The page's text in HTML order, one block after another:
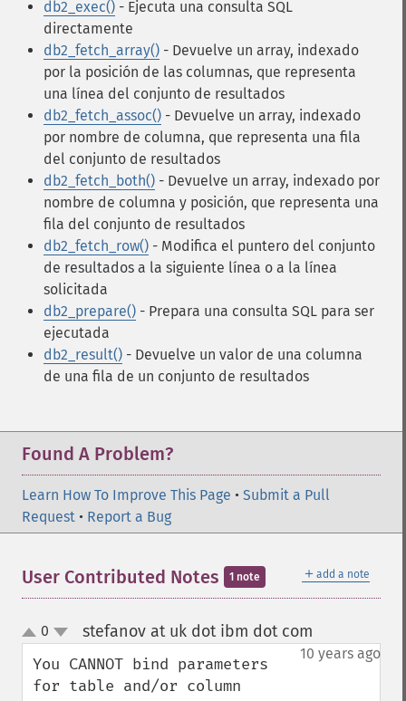
db2_exec() - Ejecuta una consulta SQL
directamente
db2_fetch_array() - Devuelve un array, indexado
por la posición de las columnas, que representa
una línea del conjunto de resultados
db2_fetch_assoc() - Devuelve un array, indexado
por nombre de columna, que representa una fila
del conjunto de resultados
db2_fetch_both() - Devuelve un array, indexado por
nombre de columna y posición, que representa una
fila del conjunto de resultados
db2_fetch_row() - Modifica el puntero del conjunto
de resultados a la siguiente línea o a la línea
solicitada
db2_prepare() - Prepara una consulta SQL para ser
ejecutada
db2_result() - Devuelve un valor de una columna
de una fila de un conjunto de resultados
Found A Problem?
Learn How To Improve This Page • Submit a Pull
Request • Report a Bug
＋ add a note
User Contributed Notes 1 note
up
down
0 stefanov at uk dot ibm dot com
10 years ago
You CANNOT bind parameters
for table and/or column